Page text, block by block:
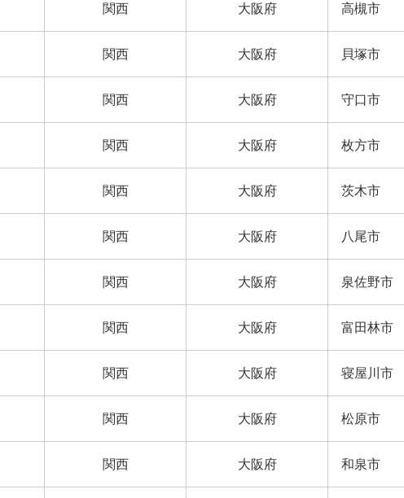
関西 大阪府 高槻市
関西 大阪府 貝塚市
関西 大阪府 守口市
関西 大阪府 枚方市
関西 大阪府 茨木市
関西 大阪府 八尾市
関西 大阪府 泉佐野市
関西 大阪府 富田林市
関西 大阪府 寝屋川市
関西 大阪府 松原市
関西 大阪府 和泉市